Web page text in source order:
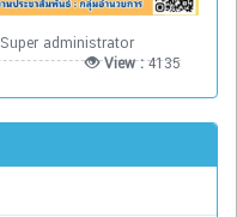
Super administrator
View :4135